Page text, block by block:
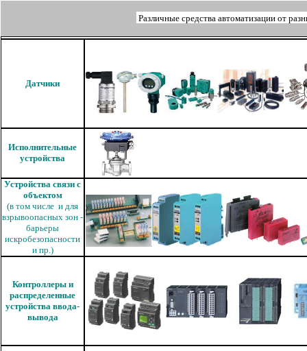
Различные средства автоматизации от
Датчики
Исполнительные
устройства
Устройства связи с
объектом
(в том числе и для
взрывоопасных зон -
барьеры
искробезопасности
и пр.)
Контроллеры и
распределенные
устройства ввода-
вывода